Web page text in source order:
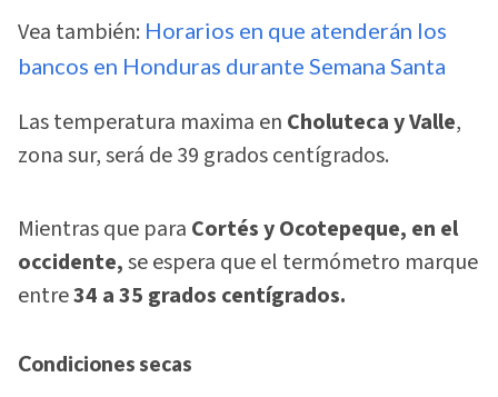
Vea también: Horarios en que atenderán los
bancos en Honduras durante Semana Santa
Las temperatura maxima en Choluteca y Valle,
zona sur, será de 39 grados centígrados.
Mientras que para Cortés y Ocotepeque, en el
occidente,se espera que el termómetro marque
entre34 a 35 grados centígrados.
Condiciones secas